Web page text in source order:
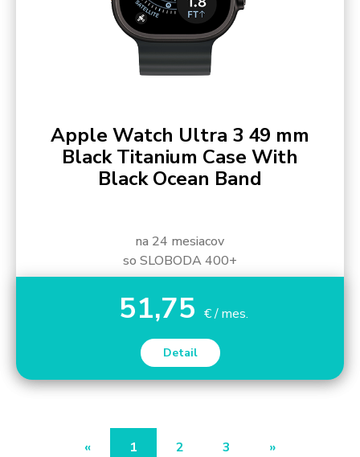
Apple Watch Ultra 3 49 mm
Black Titanium Case With
Black Ocean Band
na 24 mesiacov
so SLOBODA 400+
51,75 € / mes.
Detail
« 1 2 3 »